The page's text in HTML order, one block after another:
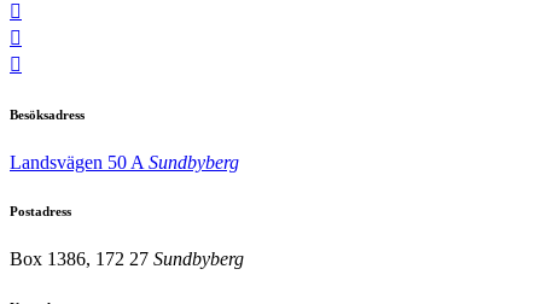
Besöksadress
Landsvägen 50 A Sundbyberg
Postadress
Box 1386, 172 27 Sundbyberg